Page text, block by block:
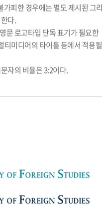
가피한 경우에는 별도 제시된 그
다.
문 로고타입 단독 표기가 필요한
티미디어의 타이틀 등에서 적용
자의 비율은 3:2이다.